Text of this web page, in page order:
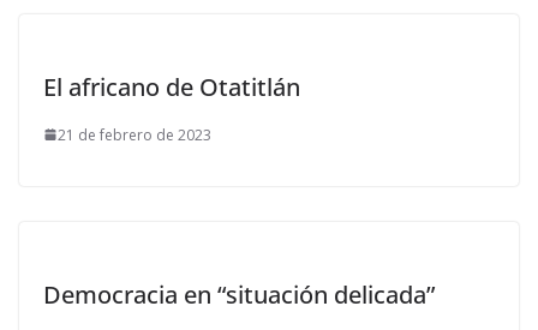
El africano de Otatitlán
21 de febrero de 2023
Democracia en “situación delicada”